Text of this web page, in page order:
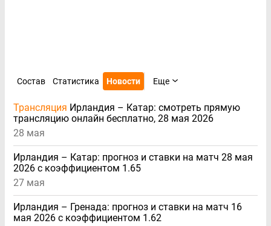
Состав Статистика Новости Еще
Трансляция Ирландия – Катар: смотреть прямую
трансляцию онлайн бесплатно, 28 мая 2026
28 мая
Ирландия – Катар: прогноз и ставки на матч 28 мая
2026 с коэффициентом 1.65
27 мая
Ирландия – Гренада: прогноз и ставки на матч 16
мая 2026 с коэффициентом 1.62